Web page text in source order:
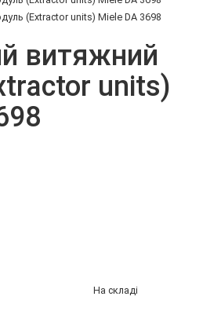
витяжний
units)
На складі